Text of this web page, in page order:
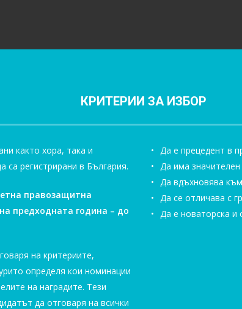
КРИТЕРИИ ЗА ИЗБОР
както хора, така и
са регистрирани в България.
а правозащитна
предходната година – до
на критериите,
определя кои номинации
на наградите. Тези
да отговаря на всички
Да е прецедент в
Да има
Да вдъхновява
Да се отличава с
Да е новаторска и